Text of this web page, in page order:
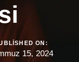
ON:
15, 2024